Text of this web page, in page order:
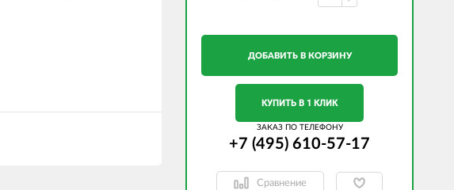
ДОБАВИТЬ В КОРЗИНУ
КУПИТЬ В 1 КЛИК
ЗАКАЗ ПО ТЕЛЕФОНУ
+7 (495) 610-57-17
Сравнение